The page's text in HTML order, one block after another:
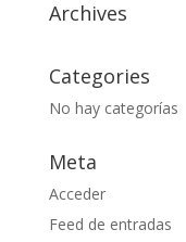
Archives
Categories
No hay categorías
Meta
Acceder
Feed de entradas